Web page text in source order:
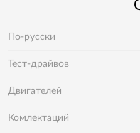
По-русски
Тест-драйвов
Двигателей
Комлектаций